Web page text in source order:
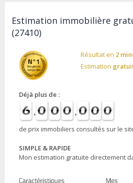
Estimation immobilière
(27410)
Résultat en 2
Estimation
Déjà plus de :
de prix immobiliers consultés sur le
SIMPLE & RAPIDE
Mon estimation gratuite directement